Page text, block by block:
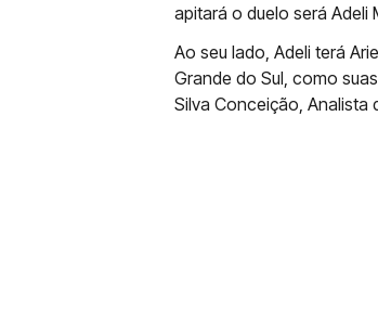
apitará o duelo será Adeli
Ao seu lado, Adeli terá
Grande do Sul, como
Silva Conceição, Analista